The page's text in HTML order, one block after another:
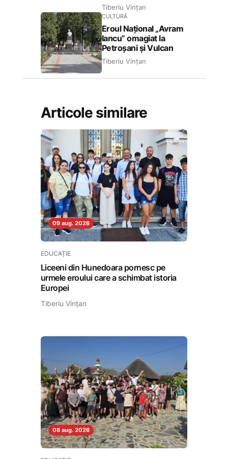
Tiberiu Vințan
CULTURĂ
Eroul Național „Avram
Iancu” omagiat la
Petroșani și Vulcan
Tiberiu Vințan
Articole similare
09 aug. 2026
EDUCAȚIE
Liceeni din Hunedoara pornesc pe
urmele eroului care a schimbat istoria
Europei
Tiberiu Vințan
08 aug. 2026